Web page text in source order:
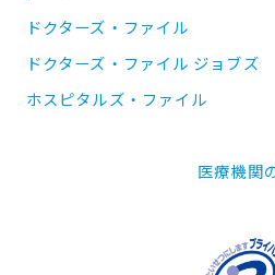
ドクターズ・ファイル
ドクターズ・ファイル ジョブズ
ホスピタルズ・ファイル
医療機関